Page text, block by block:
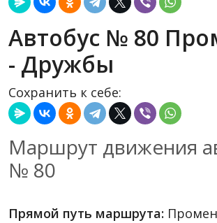
Автобус № 80
- Дружбы
Сохранить к себе:
Маршрут движения
№ 80
Прямой путь маршрута: